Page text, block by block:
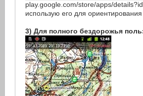
play.google.com/store/apps/
использую его для
3) Для полного бездорожья